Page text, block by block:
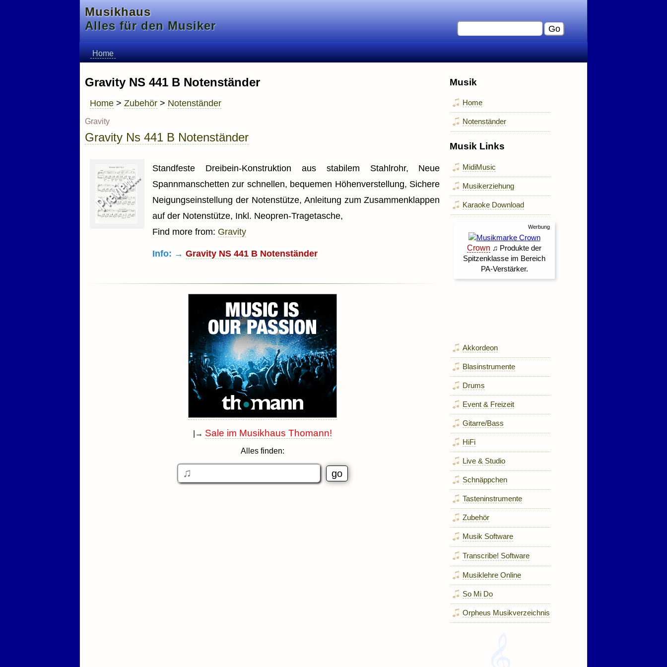
Musikhaus
Alles für den Musiker
Home
Gravity NS 441 B Notenständer
Home > Zubehör > Notenständer
Gravity
Gravity Ns 441 B Notenständer
Standfeste Dreibein-Konstruktion aus stabilem Stahlrohr, Neue
Spannmanschetten zur schnellen, bequemen Höhenverstellung, Sichere
Neigungseinstellung der Notenstütze, Anleitung zum Zusammenklappen
auf der Notenstütze, Inkl. Neopren-Tragetasche,
Find more from: Gravity
Info: → Gravity NS 441 B Notenständer
|→ Sale im Musikhaus Thomann!
Alles finden:
Musik
Home
Notenständer
Musik Links
MidiMusic
Musikerziehung
Karaoke Download
Akkordeon
Blasinstrumente
Drums
Event & Freizeit
Gitarre/Bass
HiFi
Live & Studio
Schnäppchen
Tasteninstrumente
Zubehör
Musik Software
Transcribe! Software
Musiklehre Online
So Mi Do
Orpheus Musikverzeichnis